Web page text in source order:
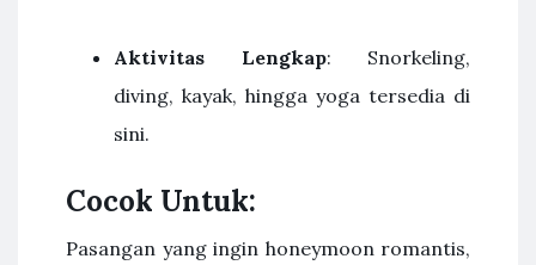
Aktivitas Lengkap: Snorkeling,
diving, kayak, hingga yoga tersedia di
sini.
Cocok Untuk:
Pasangan yang ingin honeymoon romantis,